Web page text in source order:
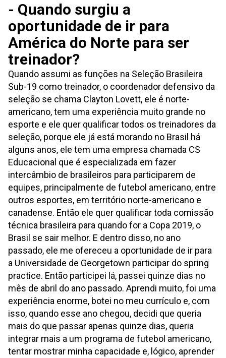
- Quando surgiu a
oportunidade de ir para
América do Norte para ser
treinador?
Quando assumi as funções na Seleção Brasileira
Sub-19 como treinador, o coordenador defensivo da
seleção se chama Clayton Lovett, ele é norte-
americano, tem uma experiência muito grande no
esporte e ele quer qualificar todos os treinadores da
seleção, porque ele já está morando no Brasil há
alguns anos, ele tem uma empresa chamada CS
Educacional que é especializada em fazer
intercâmbio de brasileiros para participarem de
equipes, principalmente de futebol americano, entre
outros esportes, em território norte-americano e
canadense. Então ele quer qualificar toda comissão
técnica brasileira para quando for a Copa 2019, o
Brasil se sair melhor. E dentro disso, no ano
passado, ele me ofereceu a oportunidade de ir para
a Universidade de Georgetown participar do spring
practice. Então participei lá, passei quinze dias no
mês de abril do ano passado. Aprendi muito, foi uma
experiência enorme, botei no meu currículo e, com
isso, quando esse ano chegou, decidi que queria
mais do que passar apenas quinze dias, queria
integrar mais a um programa de futebol americano,
tentar mostrar minha capacidade e, lógico, aprender